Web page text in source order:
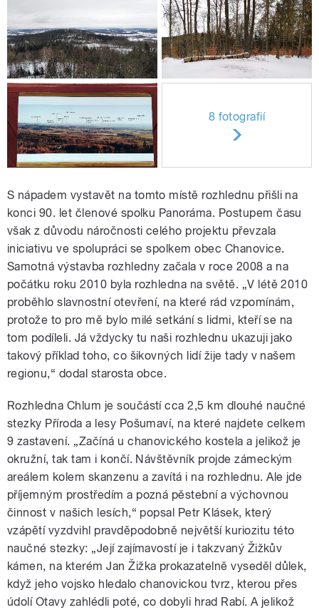
8 fotografií
S nápadem vystavět na tomto místě rozhlednu přišli na
konci 90. let členové spolku Panoráma. Postupem času
však z důvodu náročnosti celého projektu převzala
iniciativu ve spolupráci se spolkem obec Chanovice.
Samotná výstavba rozhledny začala v roce 2008 a na
počátku roku 2010 byla rozhledna na světě. „V létě 2010
proběhlo slavnostní otevření, na které rád vzpomínám,
protože to pro mě bylo milé setkání s lidmi, kteří se na
tom podíleli. Já vždycky tu naši rozhlednu ukazuji jako
takový příklad toho, co šikovných lidí žije tady v našem
regionu,“ dodal starosta obce.
Rozhledna Chlum je součástí cca 2,5 km dlouhé naučné
stezky Příroda a lesy Pošumaví, na které najdete celkem
9 zastavení. „Začíná u chanovického kostela a jelikož je
okružní, tak tam i končí. Návštěvník projde zámeckým
areálem kolem skanzenu a zavítá i na rozhlednu. Ale jde
příjemným prostředím a pozná pěstební a výchovnou
činnost v našich lesích,“ popsal Petr Klásek, který
vzápětí vyzdvihl pravděpodobně největší kuriozitu této
naučné stezky: „Její zajímavostí je i takzvaný Žižkův
kámen, na kterém Jan Žižka prokazatelně vyseděl důlek,
když jeho vojsko hledalo chanovickou tvrz, kterou přes
údolí Otavy zahlédli poté, co dobyli hrad Rabí. A jelikož